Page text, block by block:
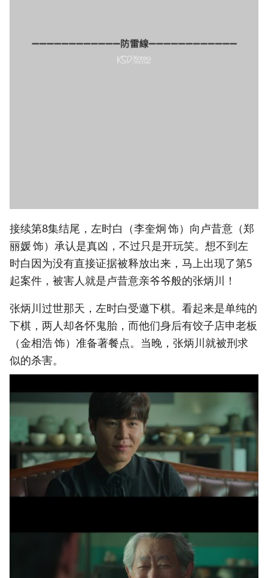
接续第8集结尾，左时白（李奎炯 饰）向卢昔意（郑
丽媛 饰）承认是真凶，不过只是开玩笑。想不到左
时白因为没有直接证据被释放出来，马上出现了第5
起案件，被害人就是卢昔意亲爷爷般的张炳川！
张炳川过世那天，左时白受邀下棋。看起来是单纯的
下棋，两人却各怀鬼胎，而他们身后有饺子店申老板
（金相浩 饰）准备著餐点。当晚，张炳川就被刑求
似的杀害。